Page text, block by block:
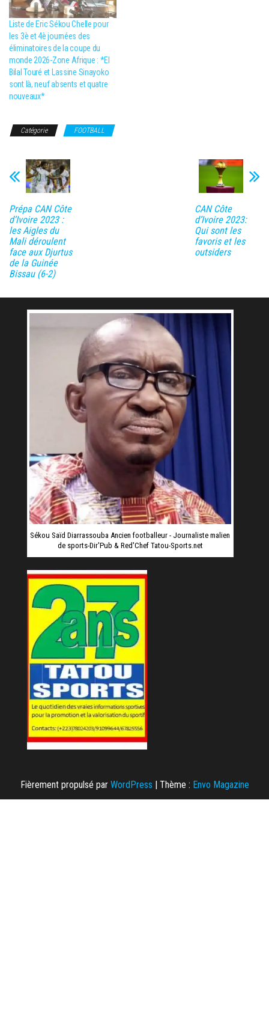
Liste de Eric Sékou Chelle pour
les 3è et 4è journées des
éliminatoires de la coupe du
monde 2026-Zone Afrique : *El
Bilal Touré et Lassine Sinayoko
sont là, neuf absents et quatre
nouveaux*
Catégorie FOOTBALL
Prépa CAN Côte
d’Ivoire 2023 :
les Aigles du
Mali déroulent
face aux Djurtus
de la Guinée
Bissau (6-2)
CAN Côte
d’Ivoire 2023:
Qui sont les
favoris et les
outsiders
Sékou Saïd Diarrassouba Ancien footballeur - Journaliste malien
de sports-Dir'Pub & Red'Chef Tatou-Sports.net
Fièrement propulsé par WordPress | Thème : Envo Magazine